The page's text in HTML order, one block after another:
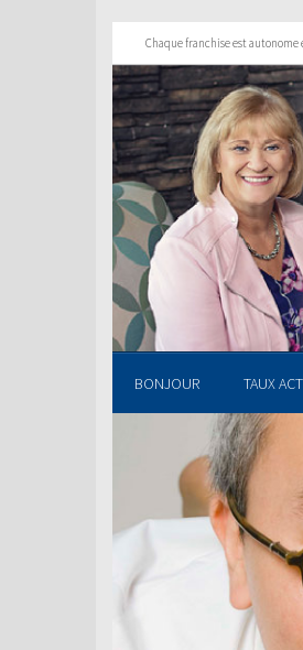
Chaque franchise est
BONJOUR TAUX